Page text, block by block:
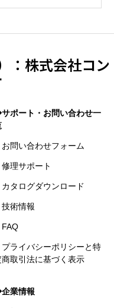
：株式会社コン
ポート・お問い合わせ一
お問い合わせフォーム
修理サポート
カタログダウンロード
技術情報
FAQ
プライバシーポリシーと特
商取引法に基づく表示
業情報